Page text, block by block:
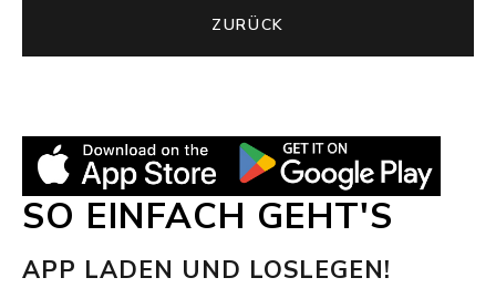
ZURÜCK
SO EINFACH GEHT'S
APP LADEN UND LOSLEGEN!